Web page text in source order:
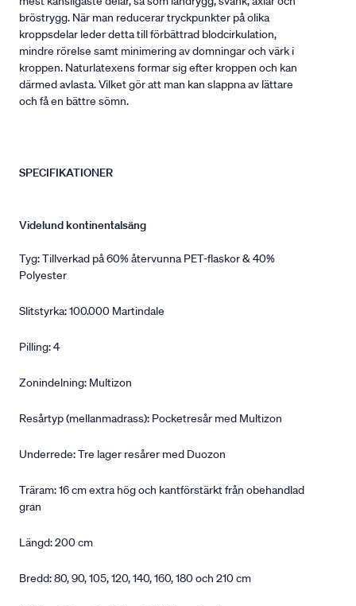
bröstrygg. När man reducerar tryckpunkter på olika
kroppsdelar leder detta till förbättrad blodcirkulation,
mindre rörelse samt minimering av domningar och värk i
kroppen. Naturlatexens formar sig efter kroppen och kan
därmed avlasta. Vilket gör att man kan slappna av lättare
och få en bättre sömn.
SPECIFIKATIONER
Videlund kontinentalsäng
Tyg: Tillverkad på 60% återvunna PET-flaskor & 40%
Polyester
Slitstyrka: 100.000 Martindale
Pilling: 4
Zonindelning: Multizon
Resårtyp (mellanmadrass): Pocketresår med Multizon
Underrede: Tre lager resårer med Duozon
Träram: 16 cm extra hög och kantförstärkt från obehandlad
gran
Längd: 200 cm
Bredd: 80, 90, 105, 120, 140, 160, 180 och 210 cm